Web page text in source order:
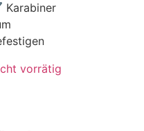
vorrätig